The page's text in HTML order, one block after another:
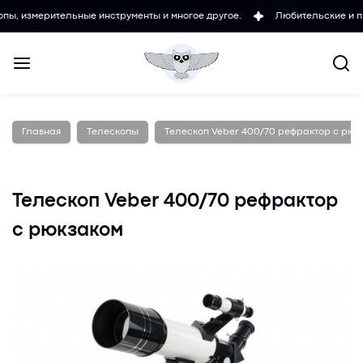
инструменты и многое другое. Любительские и
Главная Телескопы Телескоп Veber 400/70 рефрактор с
Телескоп Veber 400/70 рефрактор
с рюкзаком